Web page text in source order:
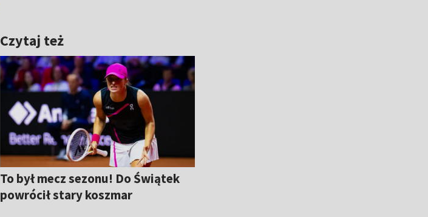
Czytaj też
To był mecz sezonu! Do Świątek
powrócił stary koszmar